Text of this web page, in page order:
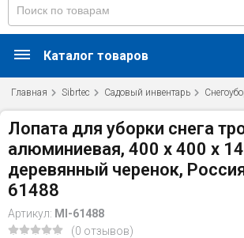
Каталог товаров
Главная Sibrtec Садовый инвентарь
Лопата для уборки снега
алюминиевая, 400 х 400 х
деревянный черенок,
61488
Артикул: MI-61488
(0 отзывов)